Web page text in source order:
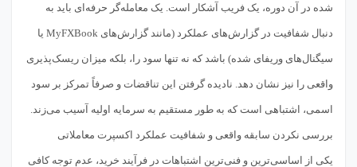
شده در آن دوره، یک فریب آشکار است. یک معامله‌گر حرفه‌ای باید به
دنبال شفافیت در گزارش‌های عملکرد (مانند گزارش‌های MyFXBook یا
سیگنال‌های وریفای شده) باشد که نه تنها سود را، بلکه میزان ریسک‌پذیری
واقعی را نیز نشان دهد. نادیده گرفتن این تناقضات و صرفاً تمرکز بر سود
اسمی، اشتباهی است که به طور مستقیم به سرمایه اولیه آسیب می‌زند.
بررسی نکردن سابقه واقعی و شفافیت عملکرد اکسپرت معاملاتی
یکی از اساسی‌ترین و فنی‌ترین اشتباهات در فرآیند خرید، عدم توجه کافی